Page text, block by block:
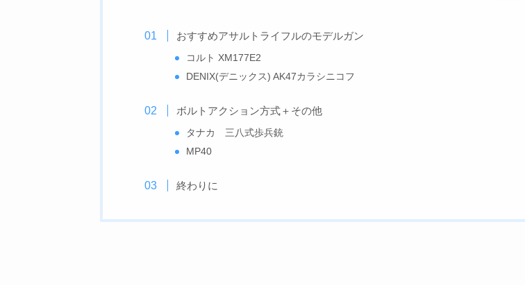
おすすめアサルトライフルのモデルガン
コルト XM177E2
DENIX(デニックス) AK47カラシニコフ
ボルトアクション方式＋その他
タナカ 三八式歩兵銃
MP40
終わりに